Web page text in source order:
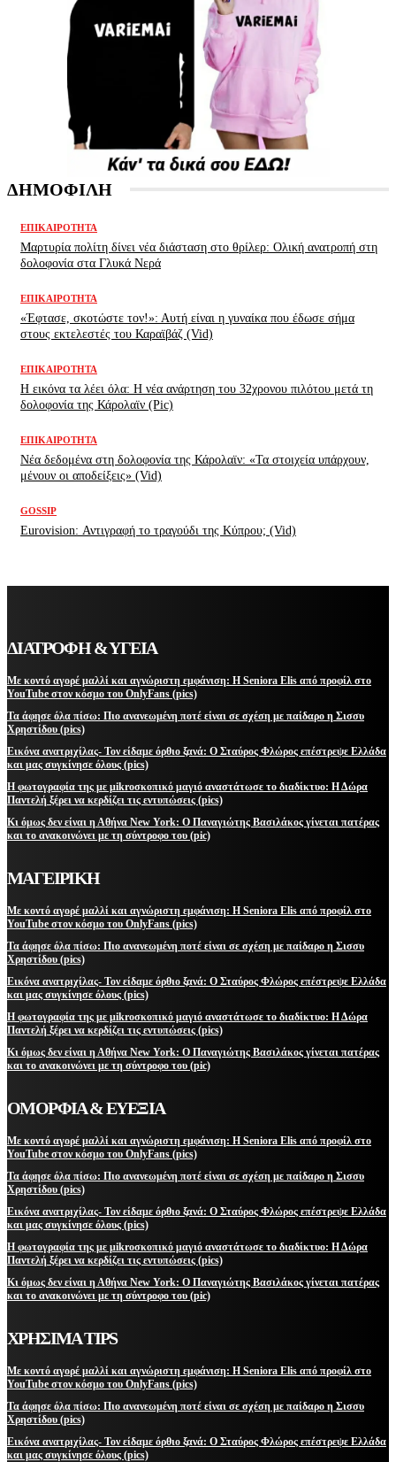
ΔΗΜΟΦΙΛΗ
ΕΠΙΚΑΙΡΌΤΗΤΑ
Μαρτυρία πολίτη δίνει νέα διάσταση στο θρίλερ: Ολική ανατροπή στη
δολοφονία στα Γλυκά Νερά
ΕΠΙΚΑΙΡΌΤΗΤΑ
«Έφτασε, σκοτώστε τον!»: Αυτή είναι η γυναίκα που έδωσε σήμα
στους εκτελεστές του Καραϊβάζ (Vid)
ΕΠΙΚΑΙΡΌΤΗΤΑ
H εικόνα τα λέει όλα: H νέα ανάρτηση του 32χρονου πιλότου μετά τη
δολοφονία της Κάρολαϊν (Pic)
ΕΠΙΚΑΙΡΌΤΗΤΑ
Νέα δεδομένα στη δολοφονία της Κάρολαϊν: «Τα στοιχεία υπάρχουν,
μένουν οι αποδείξεις» (Vid)
GOSSIP
Eurovision: Αντιγραφή το τραγούδι της Κύπρου; (Vid)
ΔΙΑΤΡΟΦΗ & ΥΓΕΙΑ
Με κοντό αγορέ μαλλί και αγνώριστη εμφάνιση: Η Seniora Elis από προφίλ στο
YouTube στον κόσμο του OnlyFans (pics)
Τα άφησε όλα πίσω: Πιο ανανεωμένη ποτέ είναι σε σχέση με παίδαρο η Σισσυ
Χρηστίδου (pics)
Εικόνα ανατριχίλας- Τον είδαμε όρθιο ξανά: Ο Σταύρος Φλώρος επέστρεψε Ελλάδα
και μας συγκίνησε όλους (pics)
Η φωτογραφία της με μikroσκοπικό μαγιό αναστάτωσε το διαδίκτυο: Η Δώρα
Παντελή ξέρει να κερδίζει τις εντυπώσεις (pics)
Κι όμως δεν είναι η Αθήνα New York: Ο Παναγιώτης Βασιλάκος γίνεται πατέρας
και το ανακοινώνει με τη σύντροφο του (pic)
ΜΑΓΕΙΡΙΚΗ
Με κοντό αγορέ μαλλί και αγνώριστη εμφάνιση: Η Seniora Elis από προφίλ στο
YouTube στον κόσμο του OnlyFans (pics)
Τα άφησε όλα πίσω: Πιο ανανεωμένη ποτέ είναι σε σχέση με παίδαρο η Σισσυ
Χρηστίδου (pics)
Εικόνα ανατριχίλας- Τον είδαμε όρθιο ξανά: Ο Σταύρος Φλώρος επέστρεψε Ελλάδα
και μας συγκίνησε όλους (pics)
Η φωτογραφία της με μikroσκοπικό μαγιό αναστάτωσε το διαδίκτυο: Η Δώρα
Παντελή ξέρει να κερδίζει τις εντυπώσεις (pics)
Κι όμως δεν είναι η Αθήνα New York: Ο Παναγιώτης Βασιλάκος γίνεται πατέρας
και το ανακοινώνει με τη σύντροφο του (pic)
ΟΜΟΡΦΙΑ & ΕΥΕΞΙΑ
Με κοντό αγορέ μαλλί και αγνώριστη εμφάνιση: Η Seniora Elis από προφίλ στο
YouTube στον κόσμο του OnlyFans (pics)
Τα άφησε όλα πίσω: Πιο ανανεωμένη ποτέ είναι σε σχέση με παίδαρο η Σισσυ
Χρηστίδου (pics)
Εικόνα ανατριχίλας- Τον είδαμε όρθιο ξανά: Ο Σταύρος Φλώρος επέστρεψε Ελλάδα
και μας συγκίνησε όλους (pics)
Η φωτογραφία της με μikroσκοπικό μαγιό αναστάτωσε το διαδίκτυο: Η Δώρα
Παντελή ξέρει να κερδίζει τις εντυπώσεις (pics)
Κι όμως δεν είναι η Αθήνα New York: Ο Παναγιώτης Βασιλάκος γίνεται πατέρας
και το ανακοινώνει με τη σύντροφο του (pic)
ΧΡΗΣΙΜΑ TIPS
Με κοντό αγορέ μαλλί και αγνώριστη εμφάνιση: Η Seniora Elis από προφίλ στο
YouTube στον κόσμο του OnlyFans (pics)
Τα άφησε όλα πίσω: Πιο ανανεωμένη ποτέ είναι σε σχέση με παίδαρο η Σισσυ
Χρηστίδου (pics)
Εικόνα ανατριχίλας- Τον είδαμε όρθιο ξανά: Ο Σταύρος Φλώρος επέστρεψε Ελλάδα
και μας συγκίνησε όλους (pics)